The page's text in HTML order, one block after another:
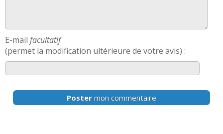
E-mail facultatif
(permet la modification ultérieure de votre avis) :
Poster mon commentaire